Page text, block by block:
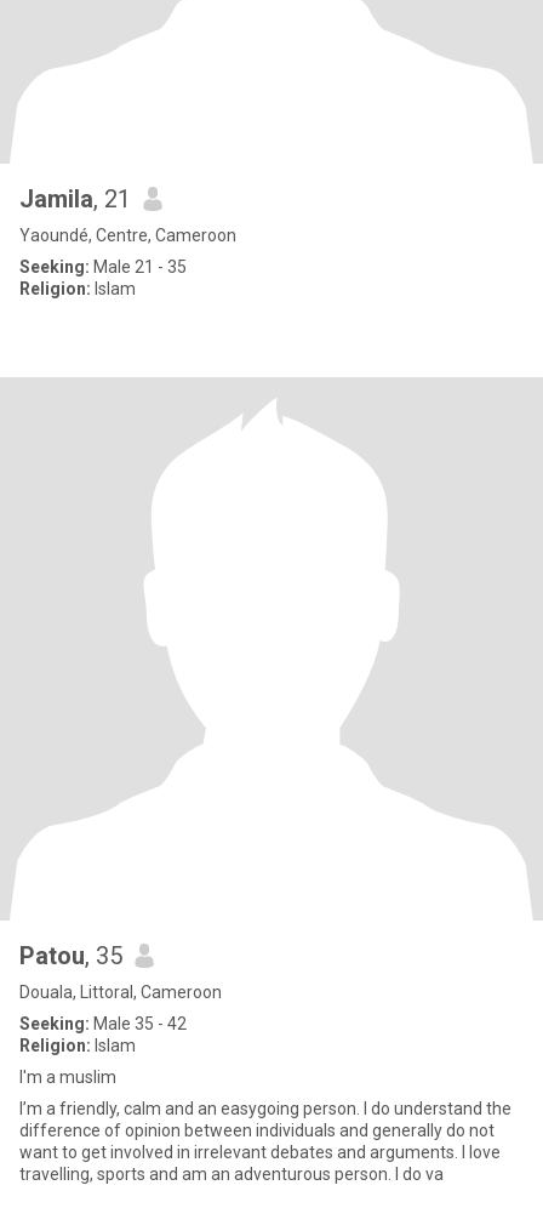
Jamila, 21
Yaoundé, Centre, Cameroon
Seeking: Male 21 - 35
Religion: Islam
Patou, 35
Douala, Littoral, Cameroon
Seeking: Male 35 - 42
Religion: Islam
I'm a muslim
I’m a friendly, calm and an easygoing person. I do understand the
difference of opinion between individuals and generally do not
want to get involved in irrelevant debates and arguments. I love
travelling, sports and am an adventurous person. I do va